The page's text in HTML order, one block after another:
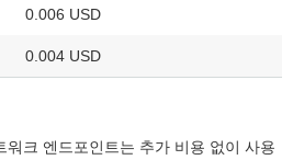
0.006 USD
0.004 USD
워크 엔드포인트는 추가 비용 없이 사용